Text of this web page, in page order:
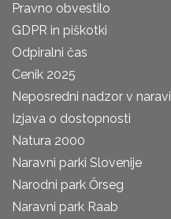
Pravno obvestilo
GDPR in piškotki
Odpiralni čas
Cenik 2025
Neposredni nadzor v naravi
Izjava o dostopnosti
Natura 2000
Naravni parki Slovenije
Narodni park Őrseg
Naravni park Raab